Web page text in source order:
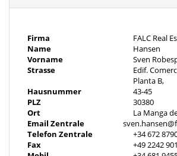
Alarmanlage
Hauswirtschaftsraum mit Waschmaschine
Ankleidezimmer im Master-Bedroom
Bäder teilweise mit Urinal
Firma
FALC Real
Name
Hansen
Vorname
Sven
Strasse
Edif.
Planta B,
Hausnummer
43-45
PLZ
30380
Ort
La Manga
Email Zentrale
Telefon Zentrale
+34 672
Fax
+49 2242